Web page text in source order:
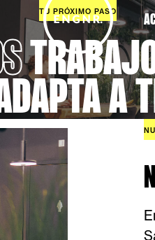
TU PRÓXIMO PASO
A